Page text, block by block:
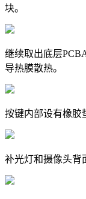
块。
继续取出底层
导热膜散热。
按键内部设有橡胶
补光灯和摄像头背